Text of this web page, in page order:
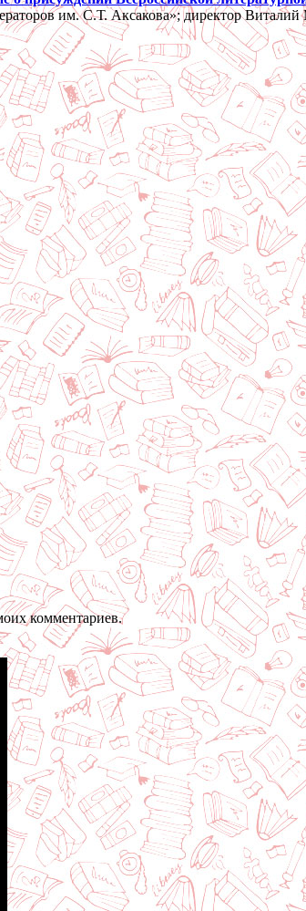
им. С.Т. Аксакова»; директор
комментариев.